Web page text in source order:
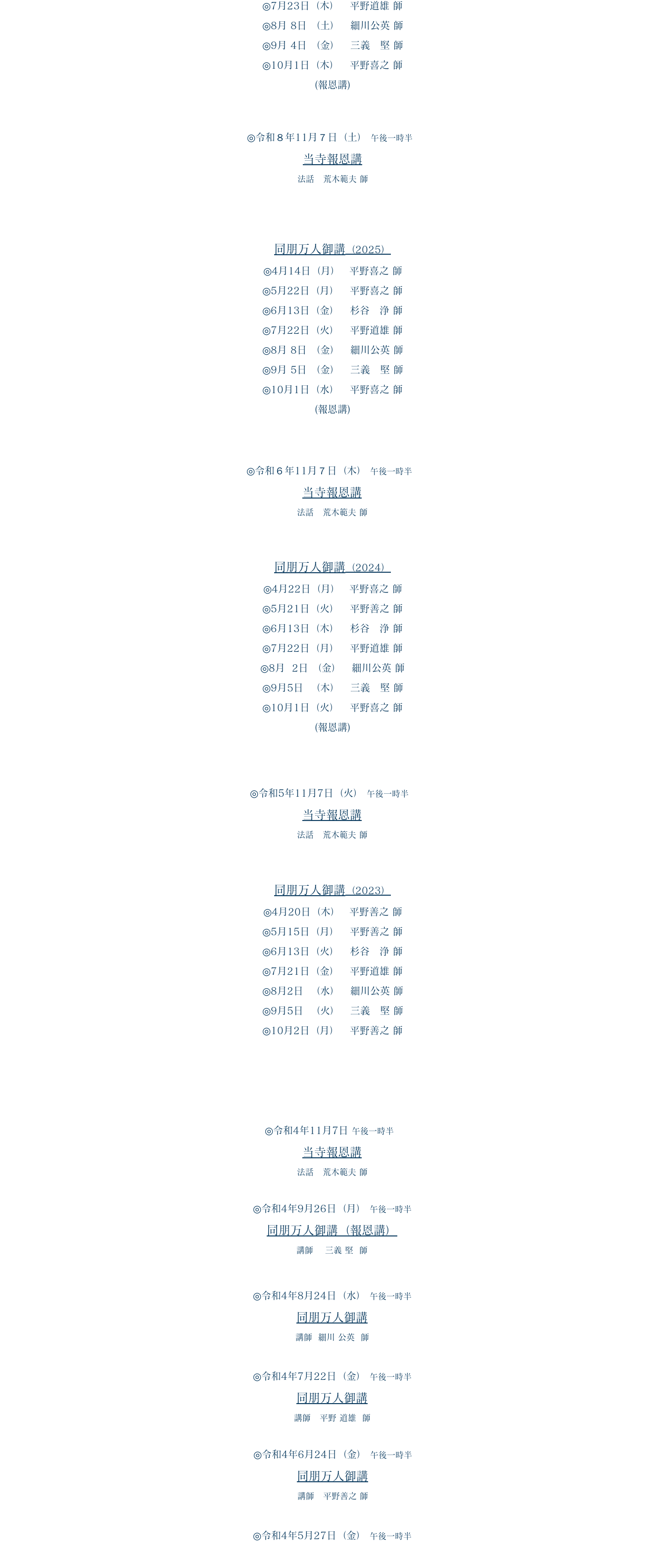
◎7 月23 日（木） 平野道雄 師
◎8 月 8日 （土） 細川公英 師
◎9 月 4日 （金）
三義 堅 師
◎10 月1日（木） 平野喜之 師
​(報恩講)
◎令和８年11月７日（土） 午後一時半
当寺報恩講
法話 荒木範夫 師
同朋万 人御講 （2025）
◎4月14日（月） 平野喜之 師
◎5月22日（月） 平野喜之 師
◎6 月13日（金） 杉谷 浄 師
◎7 月22 日（火） 平野道雄 師
◎8 月 8日 （金） 細川公英 師
◎9 月 5日 （金）
三義 堅 師
◎10 月1日（水） 平野喜之 師
​(報恩講)
◎令和６年11月７日（木） 午後一時半
当寺報恩講
法話 荒木範夫 師
同朋万 人御講 （2024）
◎4月22日（月） 平野喜之 師
◎5月21日（火） 平野善之 師
◎6 月13日（木） 杉谷 浄 師
◎7 月22 日（月） 平野道雄 師
◎8 月 2日 （金） 細川公英 師
◎9 月5日 （木）
三義 堅 師
◎10 月1日（火） 平野喜之 師
​(報恩講)
◎令和5年11月7日（火） 午後一時半
当寺報恩講
法話 荒木範夫 師
同朋万 人御講 （2023）
◎4月20日（木） 平野善之 師
◎5月15日（月） 平野善之 師
◎6 月13日（火） 杉谷 浄 師
◎7 月21 日（金） 平野道雄 師
◎8 月2日 （水） 細川公英 師
◎9 月5日 （火）
三義 堅 師
◎10 月2日（月） 平野善之 師
◎令和4年11月7日 午後一時半
当寺報恩講
法話 荒木範夫 師
◎令和4年9月26日（月） 午後一時半
同朋万人御講（報恩講）
講師 三義 堅 師
◎令和4年8月24日（水） 午後一時半
同朋万人御講
講師 細川 公英 師
◎令和4年7月22日（金） 午後一時半
同朋万人御講
講師 平野 道雄 師
◎令和4年6月24日（金） 午後一時半
同朋万人御講
講師 平野善之 師
◎令和4年5月27日（金） 午後一時半